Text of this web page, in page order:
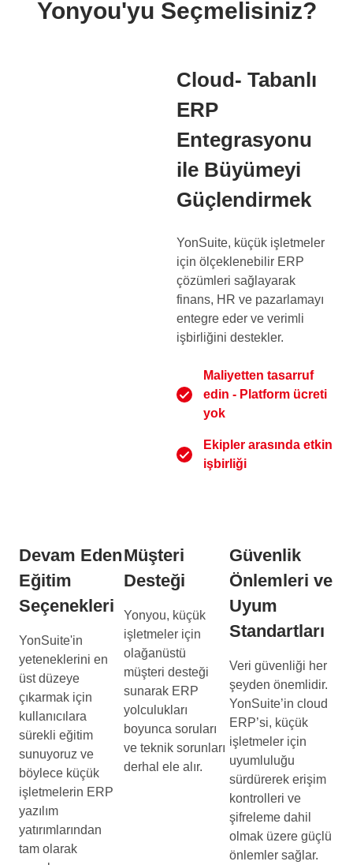
Yonyou'yu Seçmelisiniz?
Cloud- Tabanlı
ERP
Entegrasyonu
ile Büyümeyi
Güçlendirmek
YonSuite, küçük işletmeler
için ölçeklenebilir ERP
çözümleri sağlayarak
finans, HR ve pazarlamayı
entegre eder ve verimli
işbirliğini destekler.
Maliyetten tasarruf
edin - Platform ücreti
yok
Ekipler arasında etkin
işbirliği
Devam Eden
Eğitim
Seçenekleri
YonSuite'in
yeteneklerini en
üst düzeye
çıkarmak için
kullanıcılara
sürekli eğitim
sunuyoruz ve
böylece küçük
işletmelerin ERP
yazılım
yatırımlarından
tam olarak
Müşteri
Desteği
Yonyou, küçük
işletmeler için
olağanüstü
müşteri desteği
sunarak ERP
yolculukları
boyunca soruları
ve teknik sorunları
derhal ele alır.
Güvenlik
Önlemleri ve
Uyum
Standartları
Veri güvenliği her
şeyden önemlidir.
YonSuite’in cloud
ERP’si, küçük
işletmeler için
uyumluluğu
sürdürerek erişim
kontrolleri ve
şifreleme dahil
olmak üzere güçlü
önlemler sağlar.